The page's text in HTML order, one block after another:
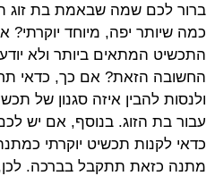
ברור לכם שמה שבאמת בת זוג
כמה שיותר יפה, מיוחד יוקרתי?
התכשיט המתאים ביותר ולא
החשובה הזאת? אם כך, כדאי
ולנסות להבין איזה סגנון של
עבור בת הזוג. בנוסף, אם יש
כדאי לקנות תכשיט יוקרתי
מתנה כזאת תתקבל בברכה.